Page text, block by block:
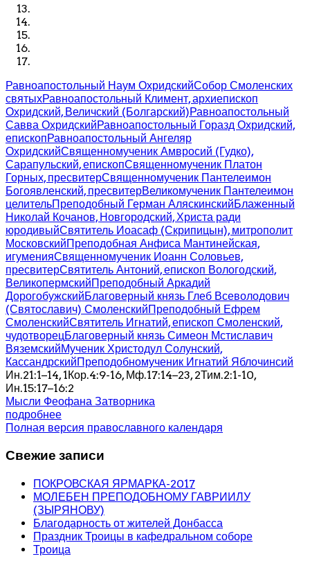
Равноапостольный Наум ОхридскийСобор Смоленских
святыхРавноапостольный Климент, архиепископ
Охридский, Величский (Болгарский)Равноапостольный
Савва ОхридскийРавноапостольный Горазд Охридский,
епископРавноапостольный Ангеляр
ОхридскийСвященномученик Амвросий (Гудко),
Сарапульский, епископСвященномученик Платон
Горных, пресвитерСвященномученик Пантелеимон
Богоявленский, пресвитерВеликомученик Пантелеимон
целительПреподобный Герман АляскинскийБлаженный
Николай Кочанов, Новгородский, Христа ради
юродивыйСвятитель Иоасаф (Скрипицын), митрополит
МосковскийПреподобная Анфиса Мантинейская,
игуменияСвященномученик Иоанн Соловьев,
пресвитерСвятитель Антоний, епископ Вологодский,
ВеликопермскийПреподобный Аркадий
ДорогобужскийБлаговерный князь Глеб Всеволодович
(Святославич) СмоленскийПреподобный Ефрем
СмоленскийСвятитель Игнатий, епископ Смоленский,
чудотворецБлаговерный князь Симеон Мстиславич
ВяземскийМученик Христодул Солунский,
КассандрскийПреподобномученик Игнатий Яблочинсий
Ин.21:1–14, 1Кор.4:9-16, Мф.17:14–23, 2Тим.2:1-10,
Ин.15:17–16:2
Мысли Феофана Затворника
подробнее
Полная версия православного календаря
Свежие записи
ПОКРОВСКАЯ ЯРМАРКА-2017
МОЛЕБЕН ПРЕПОДОБНОМУ ГАВРИИЛУ
(ЗЫРЯНОВУ)
Благодарность от жителей Донбасса
Праздник Троицы в кафедральном соборе
Троица